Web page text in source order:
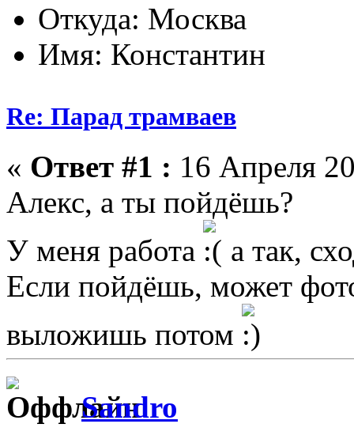
Откуда: Москва
Имя: Константин
Re: Парад трамваев
« Ответ #1 : 16 Апреля
Алекс, а ты пойдёшь?
У меня работа
а так,
Если пойдёшь, может
выложишь потом
Sandro